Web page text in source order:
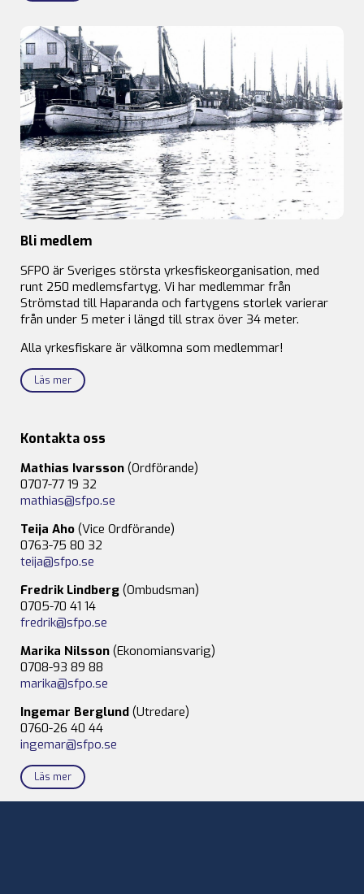
Bli medlem
SFPO är Sveriges största yrkesfiskeorganisation, med
runt 250 medlemsfartyg. Vi har medlemmar från
Strömstad till Haparanda och fartygens storlek varierar
från under 5 meter i längd till strax över 34 meter.
Alla yrkesfiskare är välkomna som medlemmar!
Läs mer
Kontakta oss
Mathias Ivarsson (Ordförande)
0707-77 19 32
mathias@sfpo.se
Teija Aho (Vice Ordförande)
0763-75 80 32
teija@sfpo.se
Fredrik Lindberg (Ombudsman)
0705-70 41 14
fredrik@sfpo.se
Marika Nilsson (Ekonomiansvarig)
0708-93 89 88
marika@sfpo.se
Ingemar Berglund (Utredare)
0760-26 40 44
ingemar@sfpo.se
Läs mer